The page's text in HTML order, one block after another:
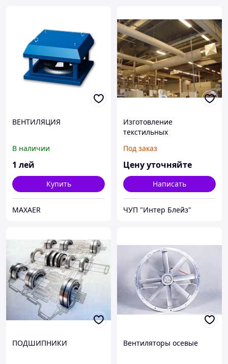
ВЕНТИЛЯЦИЯ
В наличии
1 лей
Купить
MAXAER
Изготовление
текстильных
Под заказ
Цену уточняйте
Написать
ЧУП "Интер Блейз"
ПОДШИПНИКИ Вентиляторы осевые